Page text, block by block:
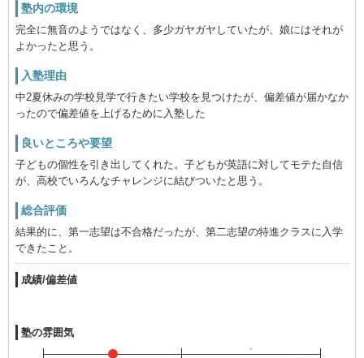
塾内の環境
完全に無音のようではなく、多少ガヤガヤしていたが、娘にはそれが
よかったと思う。
入塾理由
中2夏休みの学校見学で行きたい学校を見つけたが、偏差値が届かなか
ったので偏差値を上げるために入塾した
良いところや要望
子どもの個性を引き出してくれた。子どもが英語に対してモテた自信
が、高校でいろんなチャレンジに結びついたと思う。
総合評価
結果的に、第一志望は不合格だったが、第二志望の特進クラスに入学
できたこと。
成績/偏差値
塾の雰囲気